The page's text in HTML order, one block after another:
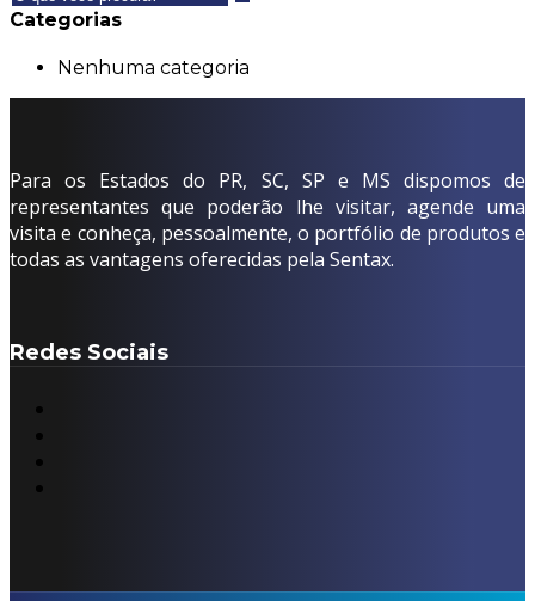
Categorias
Nenhuma categoria
Para os Estados do PR, SC, SP e MS dispomos de
representantes que poderão lhe visitar, agende uma
visita e conheça, pessoalmente, o portfólio de produtos e
todas as vantagens oferecidas pela Sentax.
Redes Sociais